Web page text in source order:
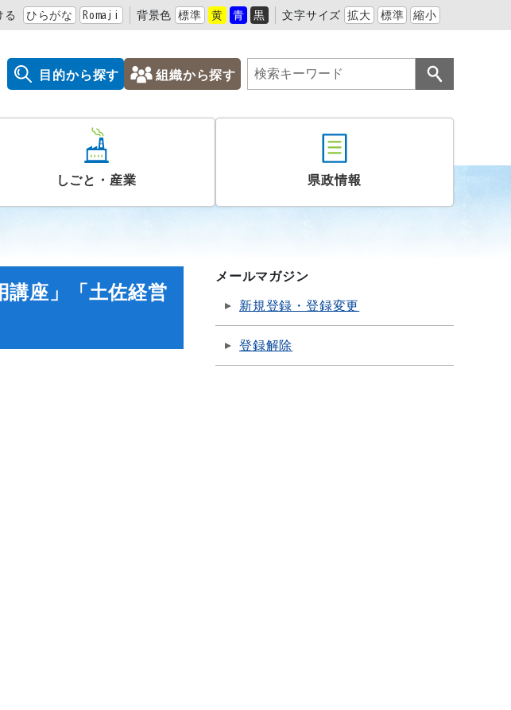
る ひらがな Romaji 背景色 標準 黄 青 黒 文字サイズ 拡大 標準 縮小
目的から探す 組織から探す
しごと・産業 県政情報
講座」「土佐経営
メールマガジン
新規登録・登録変更
登録解除